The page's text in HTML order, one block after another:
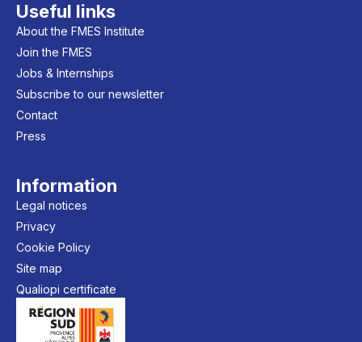
Useful links
About the FMES Institute
Join the FMES
Jobs & Internships
Subscribe to our newsletter
Contact
Press
Information
Legal notices
Privacy
Cookie Policy
Site map
Qualiopi certificate